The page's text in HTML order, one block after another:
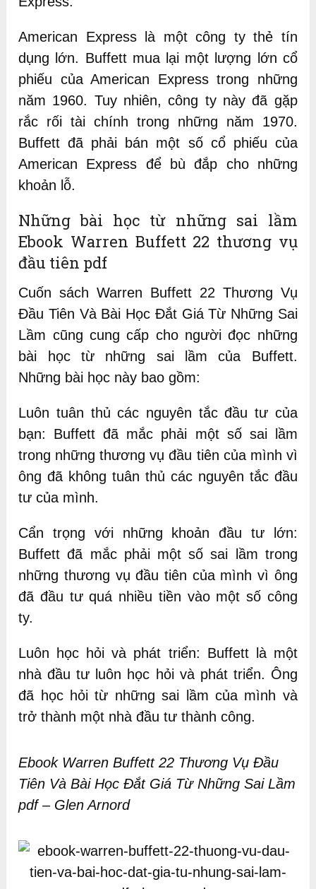
American Express là một công ty thẻ tín
dụng lớn. Buffett mua lại một lượng lớn cổ
phiếu của American Express trong những
năm 1960. Tuy nhiên, công ty này đã gặp
rắc rối tài chính trong những năm 1970.
Buffett đã phải bán một số cổ phiếu của
American Express để bù đắp cho những
khoản lỗ.
Những bài học từ những sai lầm
Ebook Warren Buffett 22 thương vụ
đầu tiên pdf
Cuốn sách Warren Buffett 22 Thương Vụ
Đầu Tiên Và Bài Học Đắt Giá Từ Những Sai
Lầm cũng cung cấp cho người đọc những
bài học từ những sai lầm của Buffett.
Những bài học này bao gồm:
Luôn tuân thủ các nguyên tắc đầu tư của
bạn: Buffett đã mắc phải một số sai lầm
trong những thương vụ đầu tiên của mình vì
ông đã không tuân thủ các nguyên tắc đầu
tư của mình.
Cẩn trọng với những khoản đầu tư lớn:
Buffett đã mắc phải một số sai lầm trong
những thương vụ đầu tiên của mình vì ông
đã đầu tư quá nhiều tiền vào một số công
ty.
Luôn học hỏi và phát triển: Buffett là một
nhà đầu tư luôn học hỏi và phát triển. Ông
đã học hỏi từ những sai lầm của mình và
trở thành một nhà đầu tư thành công.
Ebook Warren Buffett 22 Thương Vụ Đầu
Tiên Và Bài Học Đắt Giá Từ Những Sai Lầm
pdf – Glen Arnord